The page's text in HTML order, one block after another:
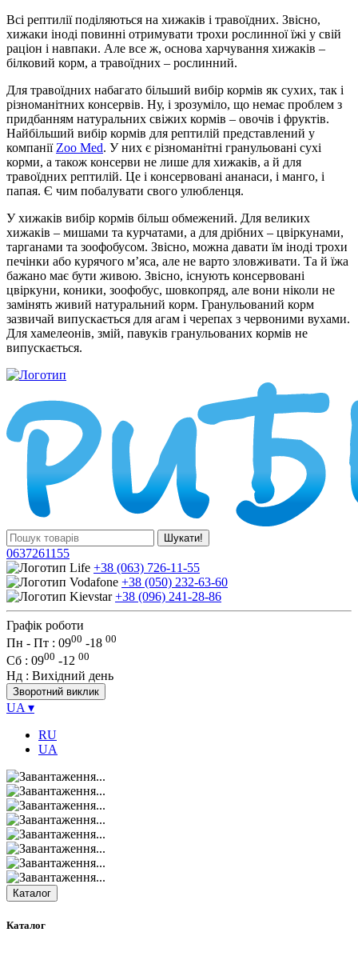
Всі рептилії поділяються на хижаків і травоїдних. Звісно,
хижаки іноді повинні отримувати трохи рослинної їжі у свій
раціон і навпаки. Але все ж, основа харчування хижаків –
білковий корм, а травоїдних – рослинний.
Для травоїдних набагато більший вибір кормів як сухих, так і
різноманітних консервів. Ну, і зрозуміло, що немає проблем з
придбанням натуральних свіжих кормів – овочів і фруктів.
Найбільший вибір кормів для рептилій представлений у
компанії Zoo Med. У них є різноманітні гранульовані сухі
корми, а також консерви не лише для хижаків, а й для
травоїдних рептилій. Це і консервовані ананаси, і манго, і
папая. Є чим побалувати свого улюбленця.
У хижаків вибір кормів більш обмежений. Для великих
хижаків – мишами та курчатами, а для дрібних – цвіркунами,
тарганами та зоофобусом. Звісно, можна давати їм іноді трохи
печінки або курячого м’яса, але не варто зловживати. Та й їжа
бажано має бути живою. Звісно, існують консервовані
цвіркуни, коники, зоофобус, шовкопряд, але вони ніколи не
замінять живий натуральний корм. Гранульований корм
зазвичай випускається для агам і черепах з червоними вухами.
Для хамелеонів, змій, павуків гранульованих кормів не
випускається.
Шукати!
0637261155
+38 (063) 726-11-55
+38 (050) 232-63-60
+38 (096) 241-28-86
Графік роботи
Пн - Пт : 0900 -18 00
Сб : 0900 -12 00
Нд : Вихідний день
Зворотний виклик
UA ▾
RU
UA
Каталог
Каталог